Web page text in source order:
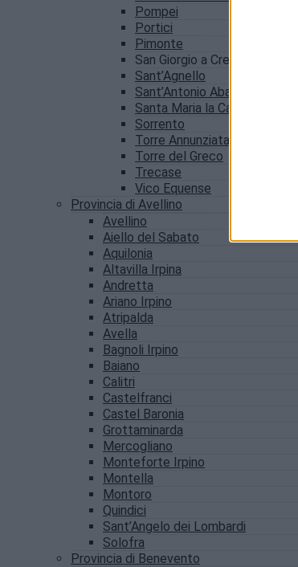
Pompei
Portici
Pimonte
San Giorgio a Cremano
Sant’Agnello
Sant’Antonio Abate
Santa Maria la Carità
Sorrento
Torre Annunziata
Torre del Greco
Trecase
Vico Equense
Provincia di Avellino
Avellino
Aiello del Sabato
Aquilonia
Altavilla Irpina
Andretta
Ariano Irpino
Atripalda
Avella
Bagnoli Irpino
Baiano
Calitri
Castelfranci
Castel Baronia
Grottaminarda
Mercogliano
Monteforte Irpino
Montella
Montoro
Quindici
Sant’Angelo dei Lombardi
Solofra
Provincia di Benevento